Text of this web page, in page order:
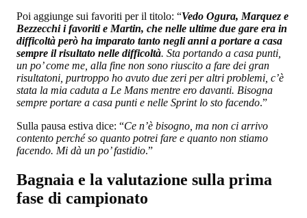
Poi aggiunge sui favoriti per il titolo: “Vedo Ogura, Marquez e
Bezzecchi i favoriti e Martin, che nelle ultime due gare era in
difficoltà però ha imparato tanto negli anni a portare a casa
sempre il risultato nelle difficoltà. Sta portando a casa punti,
un po’ come me, alla fine non sono riuscito a fare dei gran
risultatoni, purtroppo ho avuto due zeri per altri problemi, c’è
stata la mia caduta a Le Mans mentre ero davanti. Bisogna
sempre portare a casa punti e nelle Sprint lo sto facendo.”
Sulla pausa estiva dice: “Ce n’è bisogno, ma non ci arrivo
contento perché so quanto potrei fare e quanto non stiamo
facendo. Mi dà un po’ fastidio.”
Bagnaia e la valutazione sulla prima
fase di campionato